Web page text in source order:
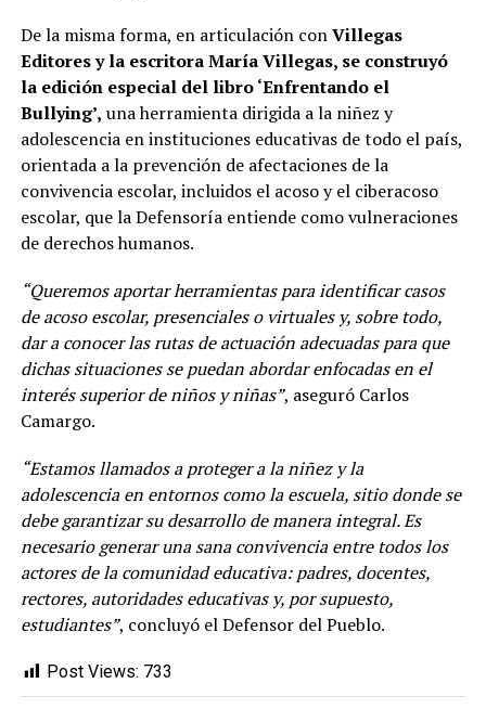
De la misma forma, en articulación conVillegas
Editores y la escritora María Villegas, se construyó
la edición especial del libro ‘Enfrentando el
Bullying’, una herramienta dirigida a la niñez y
adolescencia en instituciones educativas de todo el país,
orientada a la prevención de afectaciones de la
convivencia escolar, incluidos el acoso y el ciberacoso
escolar, que la Defensoría entiende como vulneraciones
de derechos humanos.
“Queremos aportar herramientas para identificar casos
de acoso escolar, presenciales o virtuales y, sobre todo,
dar a conocer las rutas de actuación adecuadas para que
dichas situaciones se puedan abordar enfocadas en el
interés superior de niños y niñas”, aseguró Carlos
Camargo.
“Estamos llamados a proteger a la niñez y la
adolescencia en entornos como la escuela, sitio donde se
debe garantizar su desarrollo de manera integral. Es
necesario generar una sana convivencia entre todos los
actores de la comunidad educativa: padres, docentes,
rectores, autoridades educativas y, por supuesto,
estudiantes”, concluyó el Defensor del Pueblo.
Post Views: 733